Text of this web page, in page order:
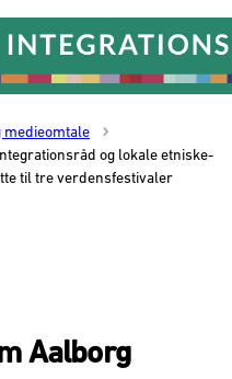
medieomtale
og lokale etniske-
til tre verdensfestivaler
Aalborg